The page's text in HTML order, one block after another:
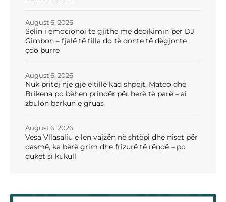
Selin i emocionoi të gjithë me dedikimin për DJ
Gimbon – fjalë të tilla do të donte të dëgjonte
çdo burrë
August 6, 2026
Nuk pritej një gjë e tillë kaq shpejt, Mateo dhe
Brikena po bëhen prindër për herë të parë – ai
zbulon barkun e gruas
August 6, 2026
Vesa Vllasaliu e len vajzën në shtëpi dhe niset për
dasmë, ka bërë grim dhe frizurë të rëndë – po
duket si kukull
August 6, 2026